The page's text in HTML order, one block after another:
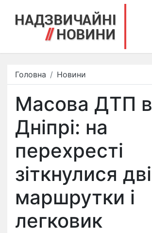
Головна Новини
Масова ДТП в
Дніпрі: на
перехресті
зіткнулися дві
маршрутки і
легковик